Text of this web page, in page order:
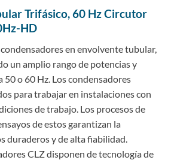
Trifásico, 60 Hz Circutor
HD
en envolvente tubular,
un amplio rango de potencias y
50 o 60 Hz. Los condensadores
para trabajar en instalaciones con
de trabajo. Los procesos de
de estos garantizan la
duraderos y de alta fiabilidad.
CLZ disponen de tecnología de